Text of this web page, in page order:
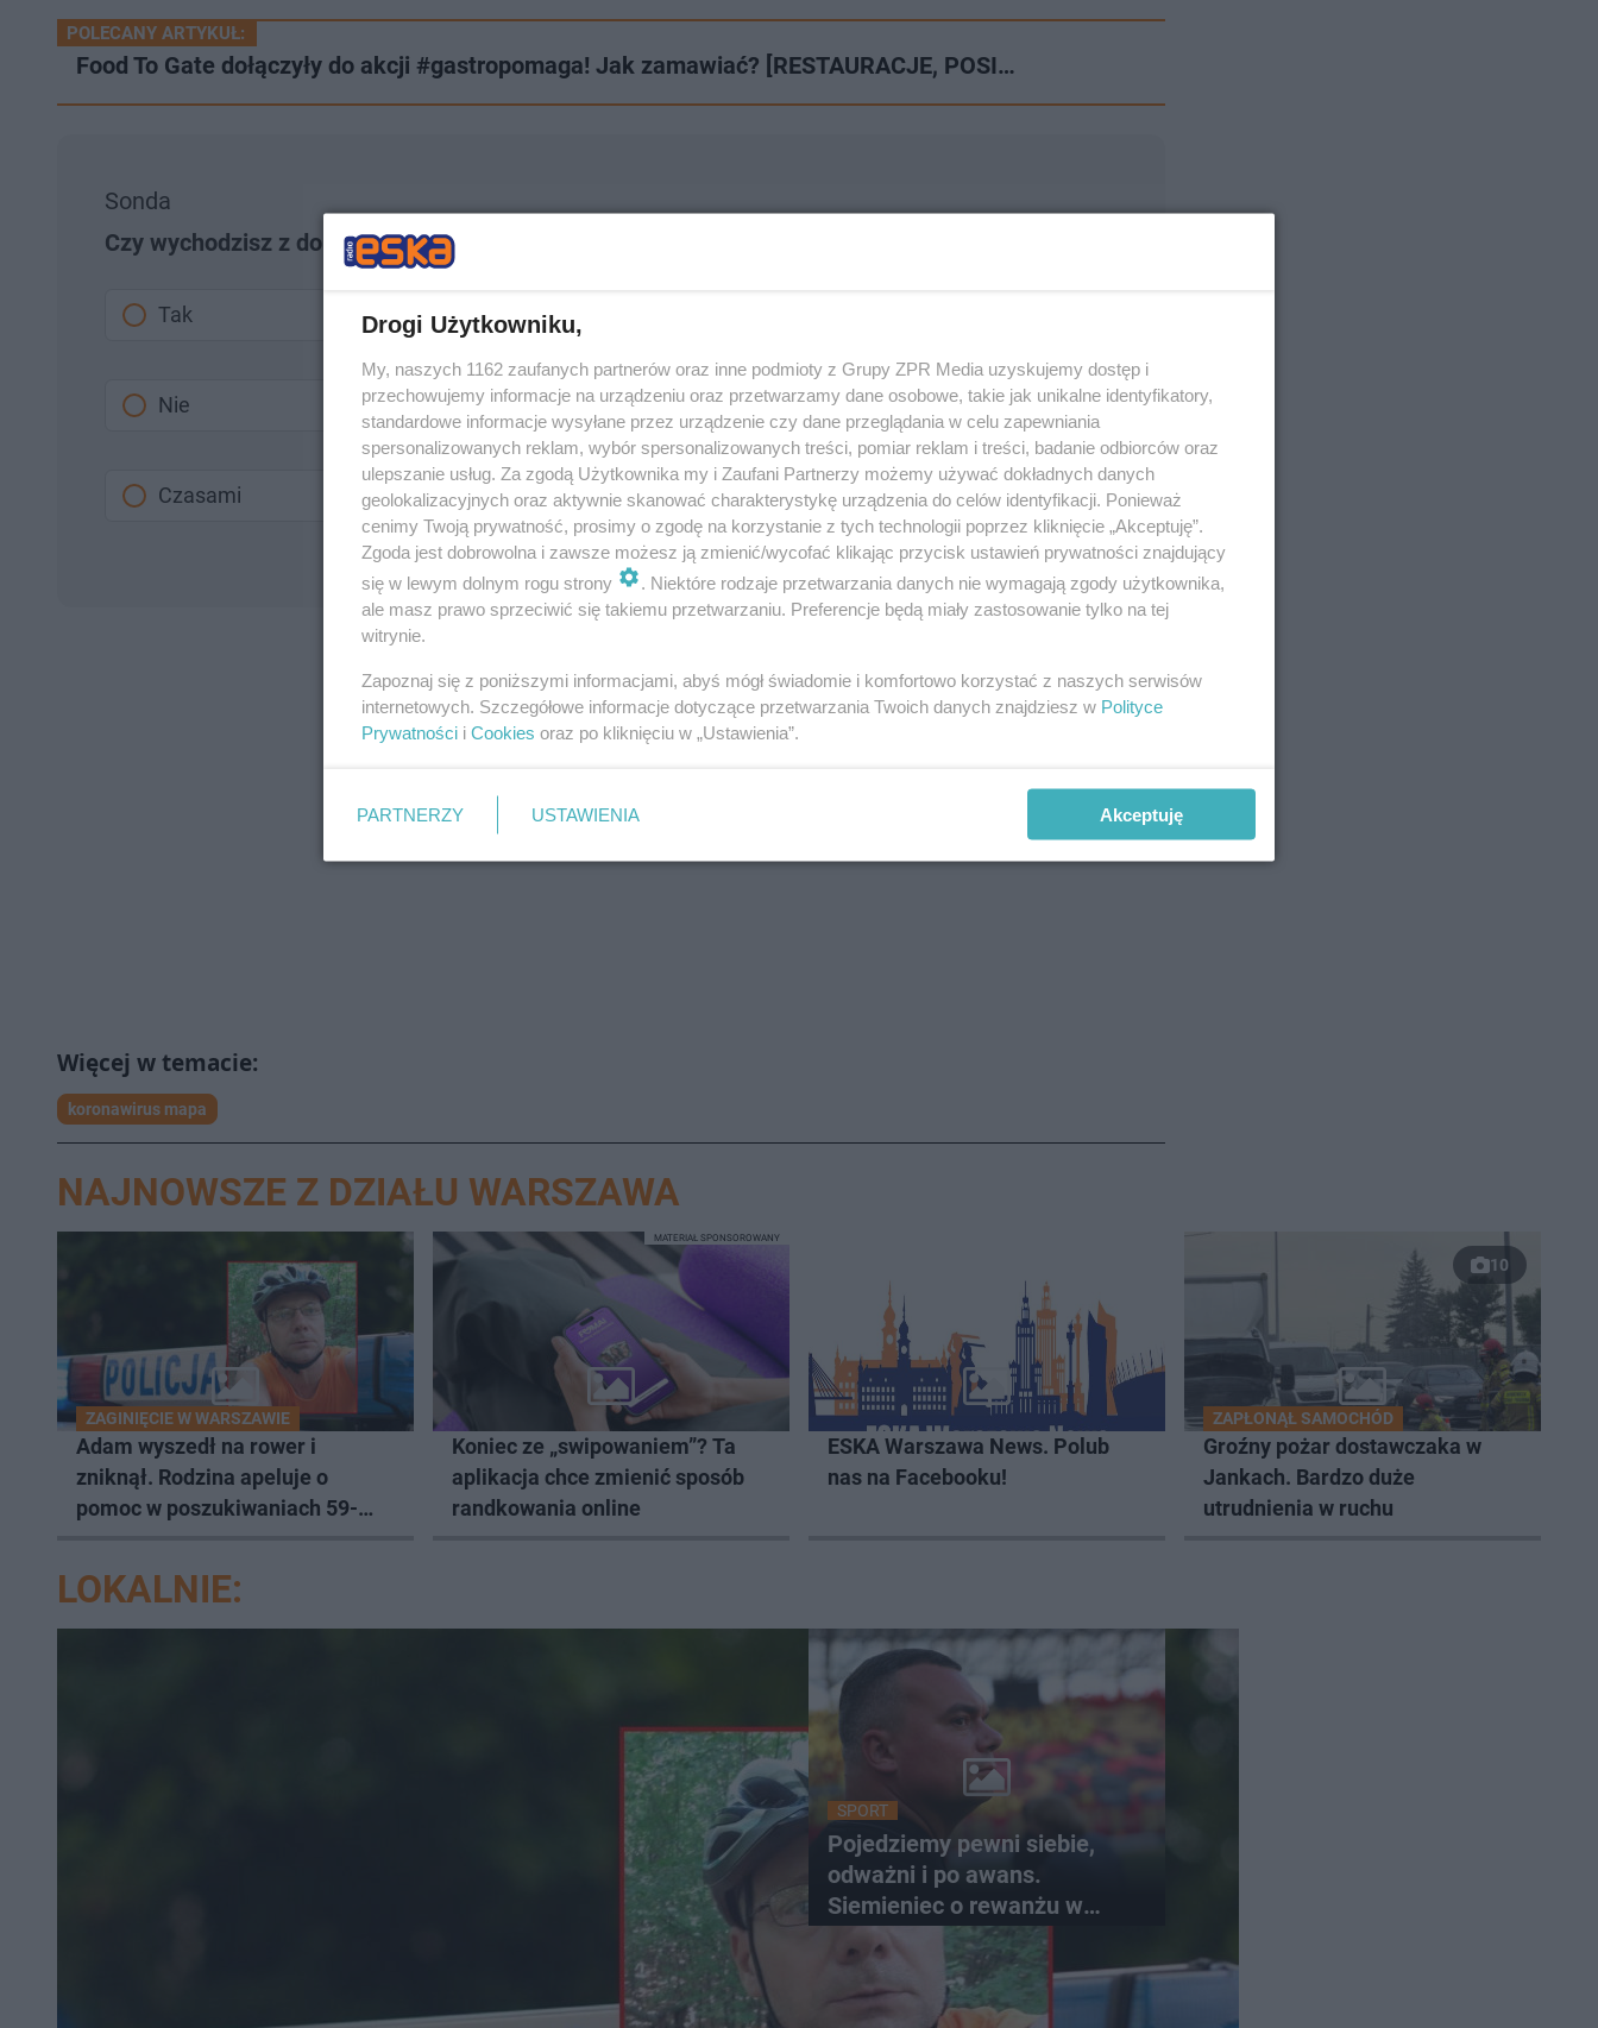
POLECANY ARTYKUŁ:
Food To Gate dołączyły do akcji #gastropomaga! Jak zamawiać? [RESTAURACJE, POSI…
Sonda
Czy wychodzisz z domu podczas epidemii koronawirusa?
Tak
Nie
Czasami
koronawirus mapa
NAJNOWSZE Z DZIAŁU WARSZAWA
ZAGINIĘCIE W WARSZAWIE
Adam wyszedł na rower i
zniknął. Rodzina apeluje o
pomoc w poszukiwaniach 59-
Koniec ze „swipowaniem”? Ta
aplikacja chce zmienić sposób
randkowania online
MATERIAŁ SPONSOROWANY
ESKA Warszawa News. Polub
nas na Facebooku!
10
ZAPŁONĄŁ SAMOCHÓD
Groźny pożar dostawczaka w
Jankach. Bardzo duże
utrudnienia w ruchu
LOKALNIE:
SPORT
Pojedziemy pewni siebie,
odważni i po awans.
Siemieniec o rewanżu w
Szkocji
Drogi Użytkowniku,
My, naszych 1162 zaufanych partnerów oraz inne podmioty z Grupy ZPR Media uzyskujemy dostęp i
przechowujemy informacje na urządzeniu oraz przetwarzamy dane osobowe, takie jak unikalne identyfikatory,
standardowe informacje wysyłane przez urządzenie czy dane przeglądania w celu zapewniania
spersonalizowanych reklam, wybór spersonalizowanych treści, pomiar reklam i treści, badanie odbiorców oraz
ulepszanie usług. Za zgodą Użytkownika my i Zaufani Partnerzy możemy używać dokładnych danych
geolokalizacyjnych oraz aktywnie skanować charakterystykę urządzenia do celów identyfikacji. Ponieważ
cenimy Twoją prywatność, prosimy o zgodę na korzystanie z tych technologii poprzez kliknięcie „Akceptuję”.
Zgoda jest dobrowolna i zawsze możesz ją zmienić/wycofać klikając przycisk ustawień prywatności znajdujący
się w lewym dolnym rogu strony
. Niektóre rodzaje przetwarzania danych nie wymagają zgody użytkownika,
ale masz prawo sprzeciwić się takiemu przetwarzaniu. Preferencje będą miały zastosowanie tylko na tej
witrynie.
Zapoznaj się z poniższymi informacjami, abyś mógł świadomie i komfortowo korzystać z naszych serwisów
internetowych. Szczegółowe informacje dotyczące przetwarzania Twoich danych znajdziesz w Polityce
Prywatności i Cookies oraz po kliknięciu w „Ustawienia”.
PARTNERZY USTAWIENIA Akceptuję